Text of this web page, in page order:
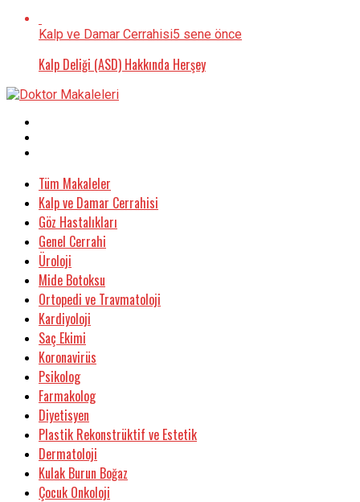
Kalp ve Damar Cerrahisi5 sene önce
Kalp Deliği (ASD) Hakkında Herşey
Tüm Makaleler
Kalp ve Damar Cerrahisi
Göz Hastalıkları
Genel Cerrahi
Üroloji
Mide Botoksu
Ortopedi ve Travmatoloji
Kardiyoloji
Saç Ekimi
Koronavirüs
Psikolog
Farmakolog
Diyetisyen
Plastik Rekonstrüktif ve Estetik
Dermatoloji
Kulak Burun Boğaz
Çocuk Onkoloji